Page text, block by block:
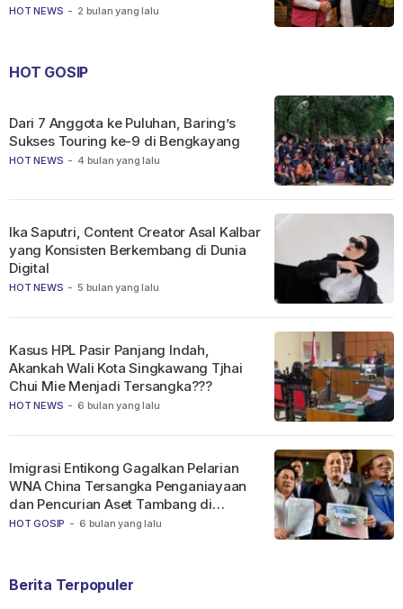
HOT NEWS - 2 bulan yang lalu
HOT GOSIP
HOT NEWS - 4 bulan yang lalu
Dari 7 Anggota ke Puluhan, Baring’s
Sukses Touring ke-9 di Bengkayang
HOT NEWS - 5 bulan yang lalu
Ika Saputri, Content Creator Asal Kalbar
yang Konsisten Berkembang di Dunia
Digital
HOT NEWS - 6 bulan yang lalu
Kasus HPL Pasir Panjang Indah,
Akankah Wali Kota Singkawang Tjhai
Chui Mie Menjadi Tersangka???
HOT GOSIP - 6 bulan yang lalu
Imigrasi Entikong Gagalkan Pelarian
WNA China Tersangka Penganiayaan
dan Pencurian Aset Tambang di
Ketapang
Berita Terpopuler